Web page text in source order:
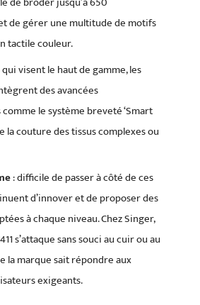
de gérer une multitude de motifs
tactile couleur.
visent le haut de gamme, les
des avancées
le système breveté ‘Smart
la couture des tissus complexes ou
: difficile de passer à côté de ces
d’innover et de proposer des
à chaque niveau. Chez Singer,
s’attaque sans souci au cuir ou au
la marque sait répondre aux
exigeants.